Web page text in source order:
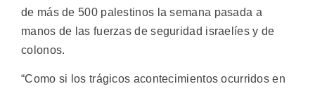
de más de 500 palestinos la semana pasada a
manos de las fuerzas de seguridad israelíes y de
colonos.
“Como si los trágicos acontecimientos ocurridos en